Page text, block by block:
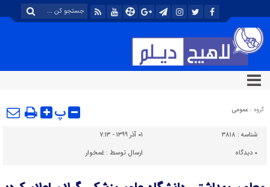
گروه : عمومی پ
شناسه : ۳۸۱۸
۰۱ آذر ۱۳۹۹ - ۷:۱۳
۰ دیدگاه ارسال توسط :غمخوار